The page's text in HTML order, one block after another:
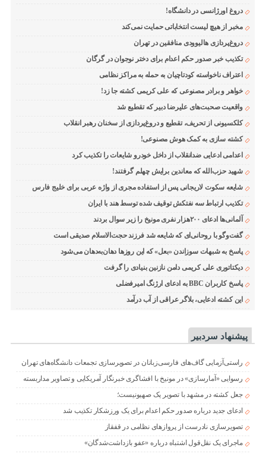
دروغ اورژانسی در دانشگاه!
مخبر از هیچ لیست انتخاباتی حمایت نمی‌کند
دروغ‌پردازی هالیوودی منافقین در تهران
تکذیب خبر صدور حکم اعدام برای دختر نوجوان در گرگان
اعتراف ناخواسته کودتاچیان به حمله به مراکز نظامی
خواهر و برادر مصنوعی که علی کریمی کشته جا زد!
واقعیت صحبت‌های علیرضا دبیر که تقطیع شد
کلکسیونی از تحریف، تقطیع و دروغ‌پردازی از سخنان رهبر انقلاب
کشته سازی به کمک هوش مصنوعی!
اعدامی ادعایی ضدانقلاب از داخل خودرو شایعات را تکذیب کرد
شهید حزب‌الله که معاندین برایش چهلم گرفتند!
شایعه سکوت لاریجانی پس از استفاده مجری از واژه عربی برای خلیج فارس
تکذیب ارتباط سه نفتکش توقیف شده توسط هند با ایران
آلمانی‌ها ادعای ۲۰۰هزار نفری مونیخ را زیر سوال بردند
گفت‌وگو با روحانی‌ای که شایعه شد فرزند حجت‌الاسلام صدیقی است
پاسخ به شبهات سوزاندن «بعل» که این روزها دهان‌به‌دهان می‌شود
دیکتاتوری علی کریمی دامن نازنین بنیادی را گرفت
پاسخ کاربران BBC به ادعای ارژنگ امیرفضلی
این کشته ادعایی، بلاگر عراقی از آب درآمد
پیشنهاد سردبیر
راستی‌آزمایی گاف‌های فارسی‌زبانان در تصویرسازی تجمعات دانشگاه‌های تهران
رسوایی «آمارسازی» در مونیخ با افشاگری خبرنگار آمریکایی و تصاویر مداربسته
جعل کشته در مشهد با تصویر یک صهیونیست؛
ادعای جدید درباره صدور حکم اعدام برای یک ورزشکار تکذیب شد
تصویرسازی نادرست از پروازهای نظامی در قفقاز
ماجرای یک نقل‌قول اشتباه درباره «عفو بازداشت‌شدگان»